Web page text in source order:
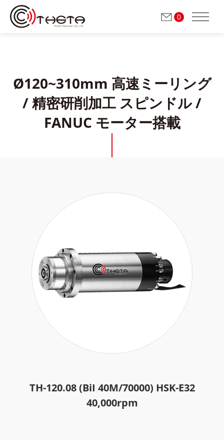
0
Ø120~310mm 高速ミーリング
/ 精密研削加工 スピンドル /
FANUC モーター搭載
TH-120.08 (BiI 40M/70000) HSK-E32
40,000rpm
会社紹介
高速ミーリング / 精密研削加工 スピンドル
研磨/研削加工 スピンドル
(手動工具交換)
スピンドル アクセサリ
海外拠点
修理可能主軸メーカー
お問い合わせ
English